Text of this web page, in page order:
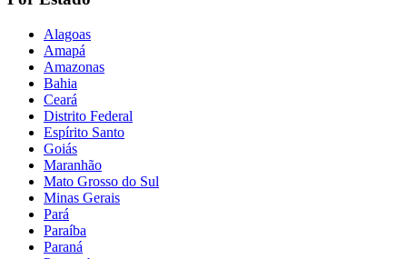
Alagoas
Amapá
Amazonas
Bahia
Ceará
Distrito Federal
Espírito Santo
Goiás
Maranhão
Mato Grosso do Sul
Minas Gerais
Pará
Paraíba
Paraná